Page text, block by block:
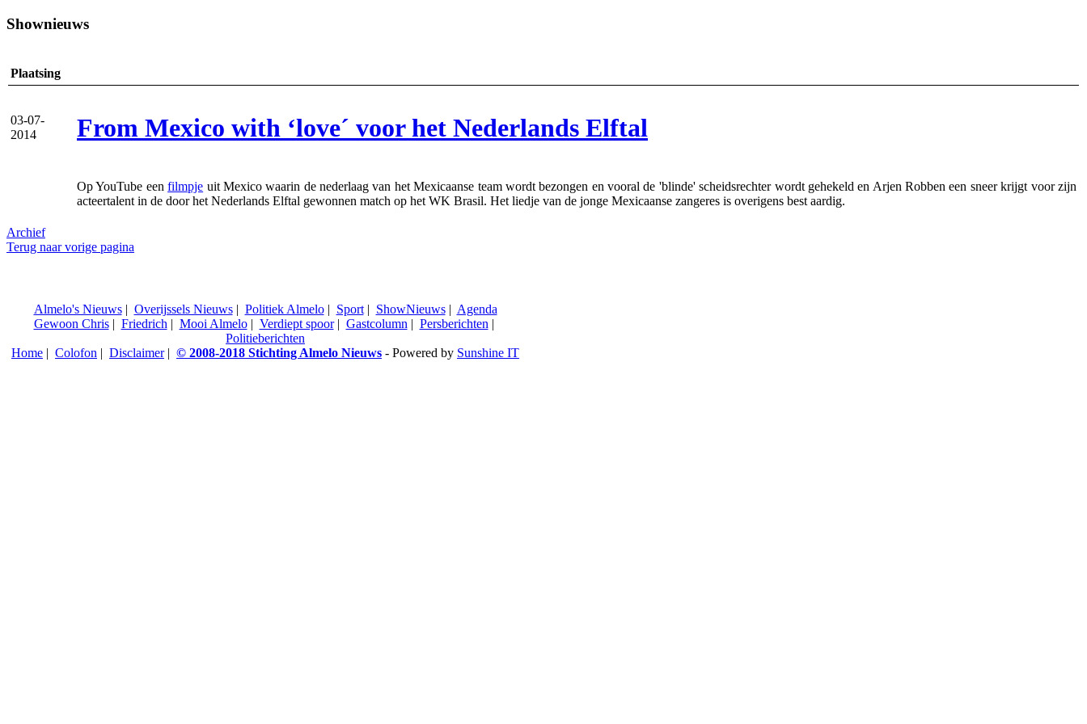
Shownieuws
Plaatsing
03-07-
2014
From Mexico with ‘love´ voor het Nederlands Elftal
Op YouTube eenfilmpje uit Mexico waarin de nederlaag van het Mexicaanse team wordt bezongen en vooral de 'blinde' scheidsrechter wordt gehekeld en Arjen Robben een sneer krijgt voor zijn
acteertalent in de door het Nederlands Elftal gewonnen match op het WK Brasil. Het liedje van de jonge Mexicaanse zangeres is overigens best aardig.
Archief
Terug naar vorige pagina
Almelo's Nieuws| Overijssels Nieuws| Politiek Almelo| Sport| ShowNieuws| Agenda
Gewoon Chris| Friedrich| Mooi Almelo| Verdiept spoor| Gastcolumn| Persberichten|
Politieberichten
Home | Colofon | Disclaimer| © 2008-2018 Stichting Almelo Nieuws - Powered by Sunshine IT